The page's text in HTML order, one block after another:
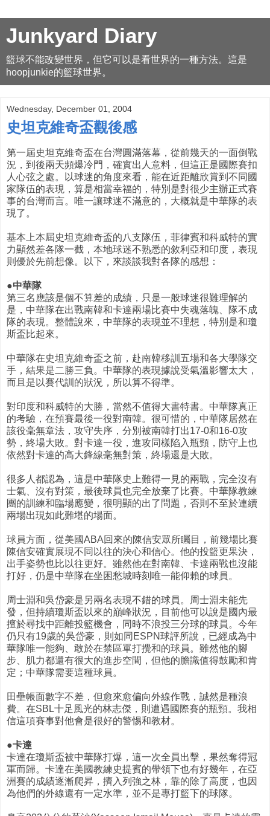
Junkyard Diary
籃球不能改變世界，但它可以是看世界的一種方法。這是
hoopjunkie的籃球世界。
Wednesday, December 01, 2004
史坦克維奇盃觀後感
第一屆史坦克維奇盃在台灣圓滿落幕，從前幾天的一面倒戰
況，到後兩天頻爆冷門，確實出人意料，但這正是國際賽扣
人心弦之處。以球迷的角度來看，能在近距離欣賞到不同國
家隊伍的表現，算是相當幸福的，特別是對很少主辦正式賽
事的台灣而言。唯一讓球迷不滿意的，大概就是中華隊的表
現了。
基本上本屆史坦克維奇盃的八支隊伍，菲律賓和科威特的實
力顯然差各隊一截，本地球迷不熟悉的敘利亞和印度，表現
則優於先前想像。以下，來談談我對各隊的感想：
●中華隊
第三名應該是個不算差的成績，只是一般球迷很難理解的
是，中華隊在出戰南韓和卡達兩場比賽中失魂落魄、隊不成
隊的表現。整體說來，中華隊的表現並不理想，特別是和瓊
斯盃比起來。
中華隊在史坦克維奇盃之前，赴南韓移訓五場和各大學隊交
手，結果是二勝三負。中華隊的表現據說受氣溫影響太大，
而且是以賽代訓的狀況，所以算不得準。
對印度和科威特的大勝，當然不值得大書特書。中華隊真正
的考驗，在預賽最後一役對南韓。很可惜的，中華隊居然在
該役毫無章法，攻守失序，分別被南韓打出17-0和16-0攻
勢，終場大敗。對卡達一役，進攻同樣陷入瓶頸，防守上也
依然對卡達的高大鋒線毫無對策，終場還是大敗。
很多人都認為，這是中華隊史上難得一見的兩戰，完全沒有
士氣、沒有對策，最後球員也完全放棄了比賽。中華隊教練
團的訓練和臨場應變，很明顯的出了問題，否則不至於連續
兩場出現如此難堪的場面。
球員方面，從美國ABA回來的陳信安眾所矚目，前幾場比賽
陳信安確實展現不同以往的決心和信心。他的投籃更果決，
出手姿勢也比以往更好。雖然他在對南韓、卡達兩戰也沒能
打好，仍是中華隊在坐困愁城時刻唯一能仰賴的球員。
周士淵和吳岱豪是另兩名表現不錯的球員。周士淵未能先
發，但持續瓊斯盃以來的巔峰狀況，目前他可以說是國內最
擅於尋找中距離投籃機會，同時不浪投三分球的球員。今年
仍只有19歲的吳岱豪，則如同ESPN球評所說，已經成為中
華隊唯一能夠、敢於在禁區單打攪和的球員。雖然他的腳
步、肌力都還有很大的進步空間，但他的膽識值得鼓勵和肯
定；中華隊需要這種球員。
田壘帳面數字不差，但愈來愈偏向外線作戰，誠然是種浪
費。在SBL十足風光的林志傑，則遭遇國際賽的瓶頸。我相
信這項賽事對他會是很好的警惕和教材。
●卡達
卡達在瓊斯盃被中華隊打爆，這一次全員出擊，果然奪得冠
軍而歸。卡達在美國教練史提賓的帶領下也有好幾年，在亞
洲賽的成績逐漸爬昇，擠入列強之林，靠的除了高度，也因
為他們的外線還有一定水準，並不是專打籃下的球隊。